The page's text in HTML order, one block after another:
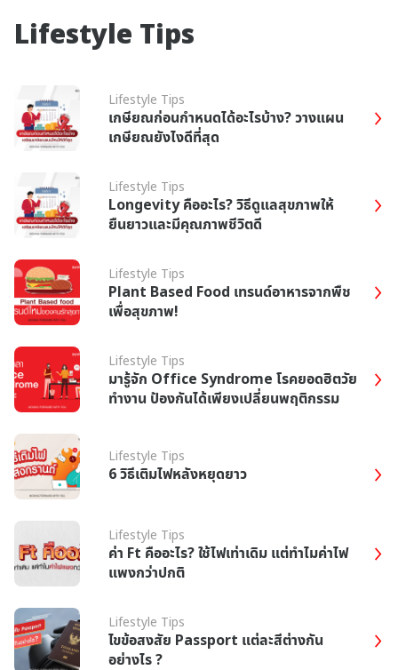
Lifestyle Tips
Lifestyle Tips
เกษียณก่อนกำหนดได้อะไรบ้าง? วางแผน
เกษียณยังไงดีที่สุด
Lifestyle Tips
Longevity คืออะไร? วิธีดูแลสุขภาพให้
ยืนยาวและมีคุณภาพชีวิตดี
Lifestyle Tips
Plant Based Food เทรนด์อาหารจากพืช
เพื่อสุขภาพ!
Lifestyle Tips
มารู้จัก Office Syndrome โรคยอดฮิตวัย
ทำงาน ป้องกันได้เพียงเปลี่ยนพฤติกรรม
Lifestyle Tips
6 วิธีเติมไฟหลังหยุดยาว
Lifestyle Tips
ค่า Ft คืออะไร? ใช้ไฟเท่าเดิม แต่ทำไมค่าไฟ
แพงกว่าปกติ
Lifestyle Tips
ไขข้อสงสัย Passport แต่ละสีต่างกัน
อย่างไร ?